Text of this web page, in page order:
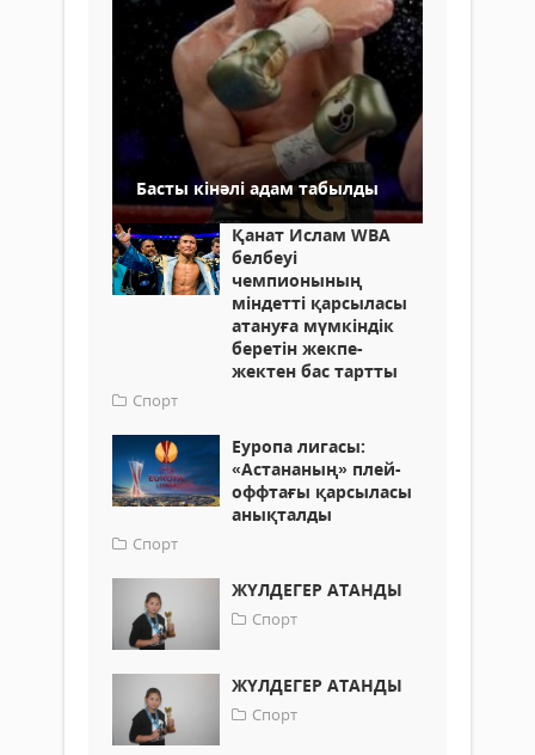
Басты кінәлі адам табылды
Қанат Ислам WBA
белбеуі
чемпионының
міндетті қарсыласы
атануға мүмкіндік
беретін жекпе-
жектен бас тартты
Спорт
Еуропа лигасы:
«Астананың» плей-
оффтағы қарсыласы
анықталды
Спорт
ЖҮЛДЕГЕР АТАНДЫ
Спорт
ЖҮЛДЕГЕР АТАНДЫ
Спорт